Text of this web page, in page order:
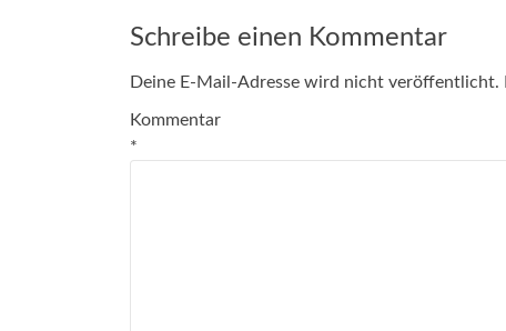
Schreibe einen Kommentar
Deine E-Mail-Adresse wird nicht veröffentlicht.
Kommentar
*